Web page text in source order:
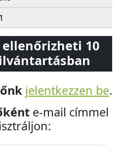
ellenőrizheti 10
jelentkezzen be.
e-mail címmel